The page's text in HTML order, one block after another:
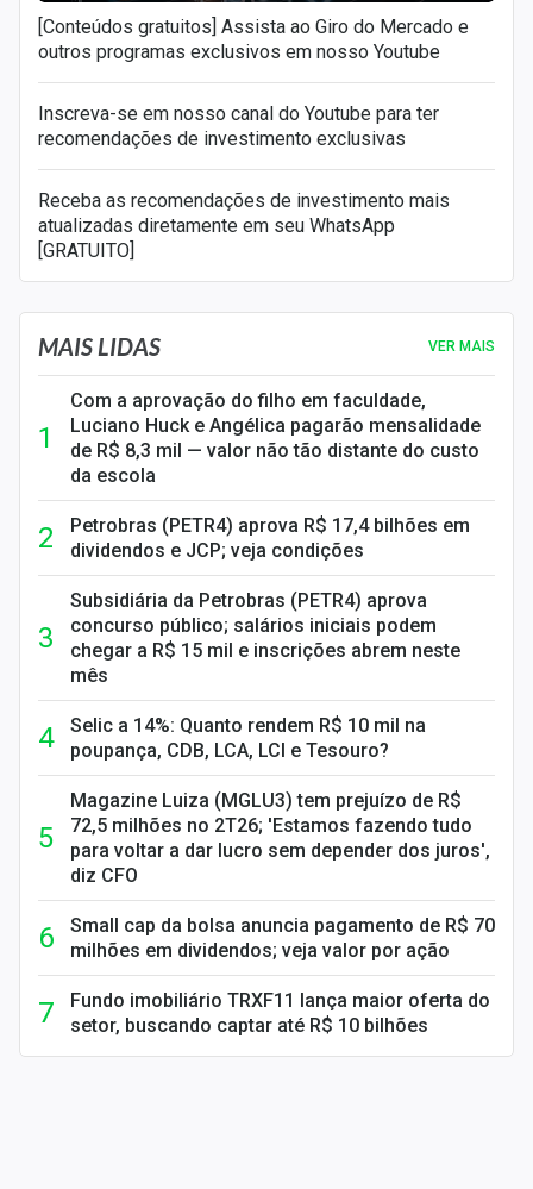
[Conteúdos gratuitos] Assista ao Giro do Mercado e
outros programas exclusivos em nosso Youtube
Inscreva-se em nosso canal do Youtube para ter
recomendações de investimento exclusivas
Receba as recomendações de investimento mais
atualizadas diretamente em seu WhatsApp
[GRATUITO]
MAIS LIDAS VER MAIS
Com a aprovação do filho em faculdade,
Luciano Huck e Angélica pagarão mensalidade
de R$ 8,3 mil — valor não tão distante do custo
da escola
Petrobras (PETR4) aprova R$ 17,4 bilhões em
dividendos e JCP; veja condições
Subsidiária da Petrobras (PETR4) aprova
concurso público; salários iniciais podem
chegar a R$ 15 mil e inscrições abrem neste
mês
Selic a 14%: Quanto rendem R$ 10 mil na
poupança, CDB, LCA, LCI e Tesouro?
Magazine Luiza (MGLU3) tem prejuízo de R$
72,5 milhões no 2T26; 'Estamos fazendo tudo
para voltar a dar lucro sem depender dos juros',
diz CFO
Small cap da bolsa anuncia pagamento de R$ 70
milhões em dividendos; veja valor por ação
Fundo imobiliário TRXF11 lança maior oferta do
setor, buscando captar até R$ 10 bilhões